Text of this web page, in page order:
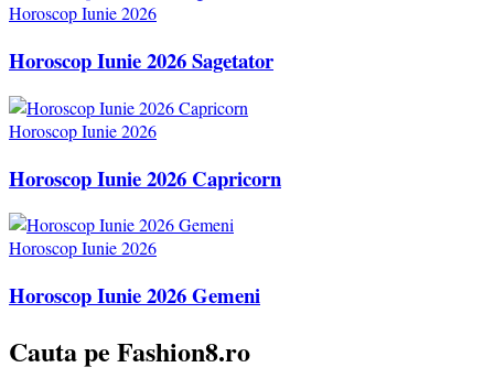
Horoscop Iunie 2026
Horoscop Iunie 2026 Sagetator
Horoscop Iunie 2026
Horoscop Iunie 2026 Capricorn
Horoscop Iunie 2026
Horoscop Iunie 2026 Gemeni
Cauta pe Fashion8.ro